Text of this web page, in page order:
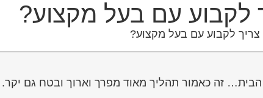
לקבוע עם בעל מקצוע?
לקבוע עם בעל מקצוע?
הבית… זה כאמור תהליך מאוד מפרך וארוך ובטח גם יקר.